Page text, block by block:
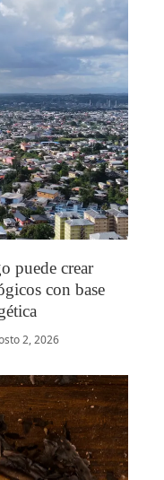
puede crear
con base
2, 2026